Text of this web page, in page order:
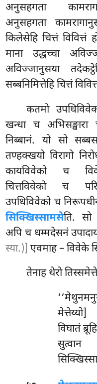
अनुसहगता
अनुसहगता
किलेसेहि चित्तं विवित्तं
माना उद्धच्चा
अविज्जानुसया
सब्बनिमित्तेहि चित्तं
कतमो
खन्धा च
निब्बानं. यो सो
तण्हक्खयो विरागो
कायविवेको च
चित्तविवेको च
उपधिविवेको च
सिक्खिस्सामसेति. सो
अपि च धम्मदेसनं
स्या.)] एवमाह – विवेके
तेनाह थेरो
मेत्तेय्यो]
विघातं